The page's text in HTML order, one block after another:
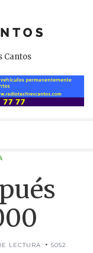
Cantos
LECTURA
5052